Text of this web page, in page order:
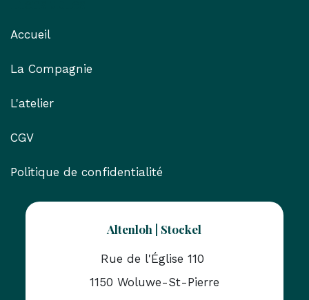
Accueil
La Compagnie
L'atelier
CGV
Politique de confidentialité
Altenloh | Stockel
Rue de l'Église 110
1150 Woluwe-St-Pierre